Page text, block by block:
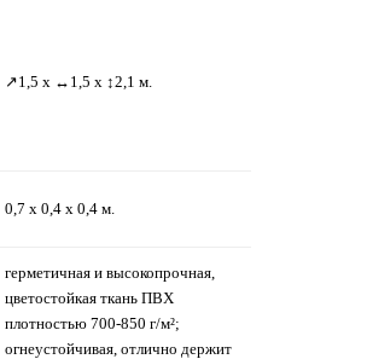
↗1,5 х ↔1,5 х ↕2,1 м.
0,7 х 0,4 х 0,4 м.
герметичная и высокопрочная,
цветостойкая ткань ПВХ
плотностью 700-850 г/м²;
огнеустойчивая, отлично держит